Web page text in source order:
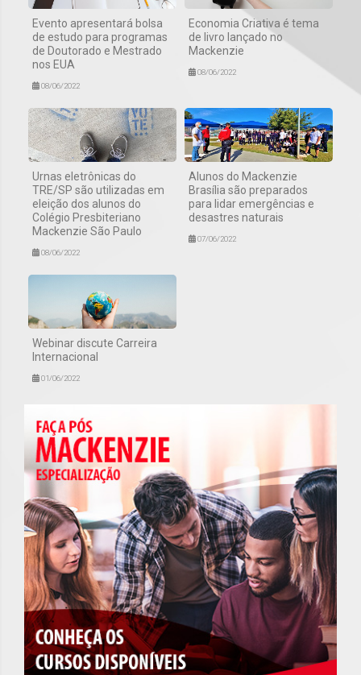
Evento apresentará bolsa
de estudo para programas
de Doutorado e Mestrado
nos EUA
08/06/2022
Economia Criativa é tema
de livro lançado no
Mackenzie
08/06/2022
Urnas eletrônicas do
TRE/SP são utilizadas em
eleição dos alunos do
Colégio Presbiteriano
Mackenzie São Paulo
08/06/2022
Alunos do Mackenzie
Brasília são preparados
para lidar emergências e
desastres naturais
07/06/2022
Webinar discute Carreira
Internacional
01/06/2022